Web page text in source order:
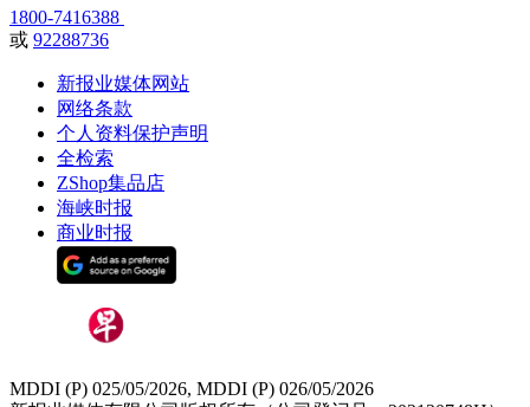
1800-7416388
或 92288736
新报业媒体网站
网络条款
个人资料保护声明
全检索
ZShop集品店
海峡时报
商业时报
MDDI (P) 025/05/2026, MDDI (P) 026/05/2026